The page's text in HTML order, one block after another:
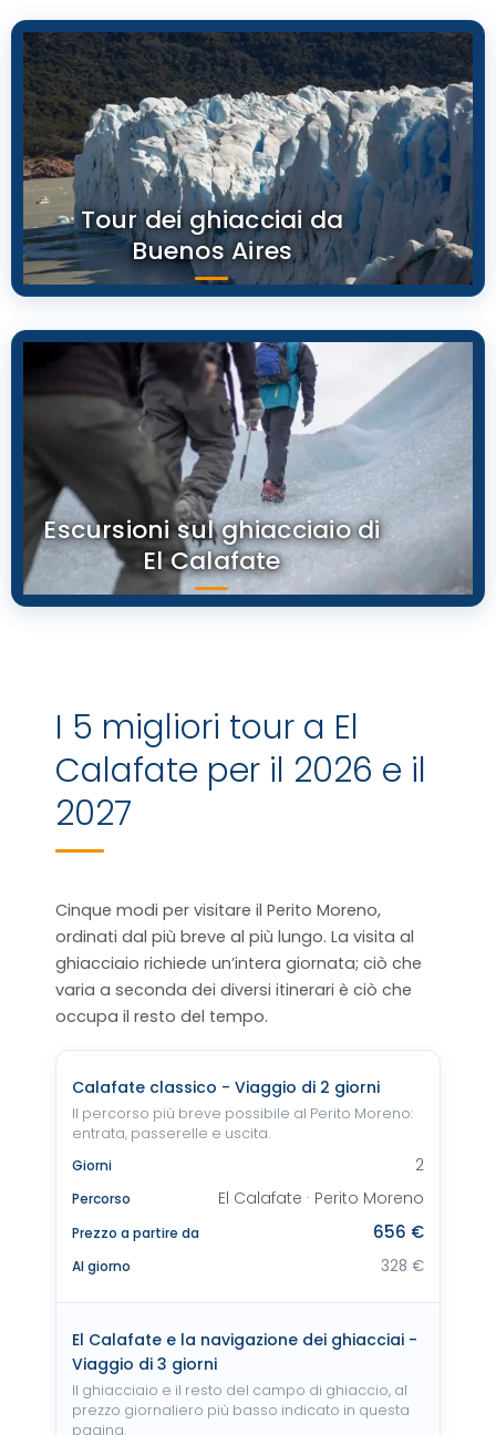
Tour dei ghiacciai da
Buenos Aires
Escursioni sul ghiacciaio di
El Calafate
I 5 migliori tour a El
Calafate per il 2026 e il
2027
Cinque modi per visitare il Perito Moreno,
ordinati dal più breve al più lungo. La visita al
ghiacciaio richiede un’intera giornata; ciò che
varia a seconda dei diversi itinerari è ciò che
occupa il resto del tempo.
Calafate classico - Viaggio di 2 giorni
Il percorso più breve possibile al Perito Moreno:
entrata, passerelle e uscita.
Giorni
2
Percorso El Calafate · Perito Moreno
Prezzo a partire da 656 €
Al giorno 328 €
El Calafate e la navigazione dei ghiacciai -
Viaggio di 3 giorni
Il ghiacciaio e il resto del campo di ghiaccio, al
prezzo giornaliero più basso indicato in questa
pagina.